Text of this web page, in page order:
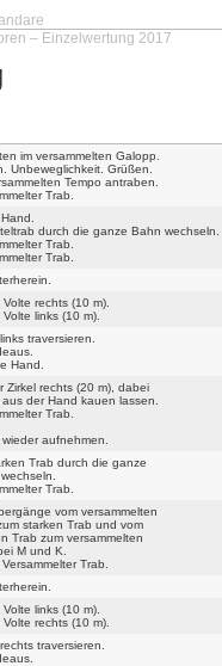
– Einzelwertung 2017
im versammelten Galopp.
Unbeweglichkeit. Grüßen.
Tempo antraben.
Trab.
durch die ganze Bahn wechseln.
Trab.
Trab.
rechts (10 m).
links (10 m).
traversieren.
Hand.
Zirkel rechts (20 m), dabei
der Hand kauen lassen.
Trab.
aufnehmen.
Trab durch die ganze
Trab.
vom versammelten
starken Trab und vom
Trab zum versammelten
M und K.
Trab.
links (10 m).
rechts (10 m).
traversieren.